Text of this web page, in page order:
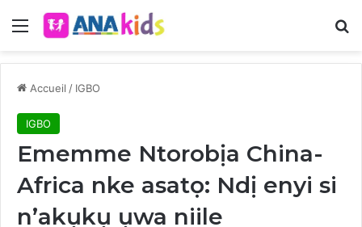
Menu
Accueil / IGBO
IGBO
Ememme Ntorobịa China-
Africa nke asatọ: Ndị enyi si
n’akụkụ ụwa niile